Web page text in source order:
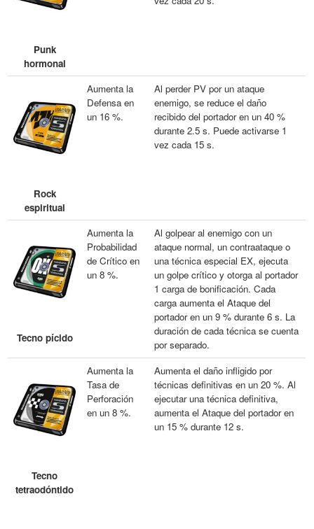
Punk
hormonal
Rock
espiritual
Aumenta la
Defensa en
un 16 %.
Al perder PV por un ataque
enemigo, se reduce el daño
recibido del portador en un 40 %
durante 2.5 s. Puede activarse 1
vez cada 15 s.
Tecno pícido
Aumenta la
Probabilidad
de Crítico en
un 8 %.
Al golpear al enemigo con un
ataque normal, un contraataque o
una técnica especial EX, ejecuta
un golpe crítico y otorga al portador
1 carga de bonificación. Cada
carga aumenta el Ataque del
portador en un 9 % durante 6 s. La
duración de cada técnica se cuenta
por separado.
Tecno
tetraodóntido
Aumenta la
Tasa de
Perforación
en un 8 %.
Aumenta el daño infligido por
técnicas definitivas en un 20 %. Al
ejecutar una técnica definitiva,
aumenta el Ataque del portador en
un 15 % durante 12 s.